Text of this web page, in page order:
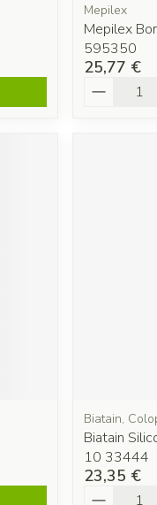
Mepilex
Mepilex
595350
25,77 €
Quantité
Biatain,
Biatain
10 33444
23,35 €
Quantité